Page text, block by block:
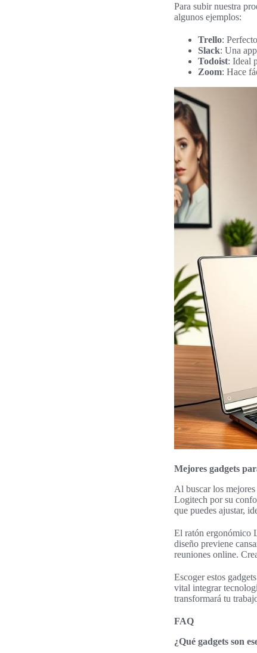
Para subir nuestra
algunos ejemplos:
Trello:
Slack: Una
Todoist: Ideal
Zoom: Hace
Mejores gadgets
Al buscar los
Logitech por su
que puedes ajustar,
El ratón ergonómico
diseño previene
reuniones online.
Escoger estos
vital integrar
transformará tu
FAQ
¿Qué gadgets son